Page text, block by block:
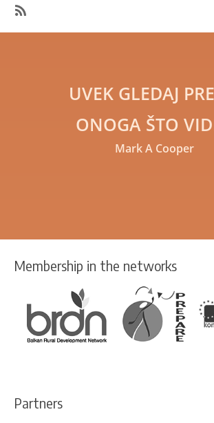
UVEK GLEDAJ
ONOGA ŠTO
Mark A Cooper
Membership in the networks
Partners